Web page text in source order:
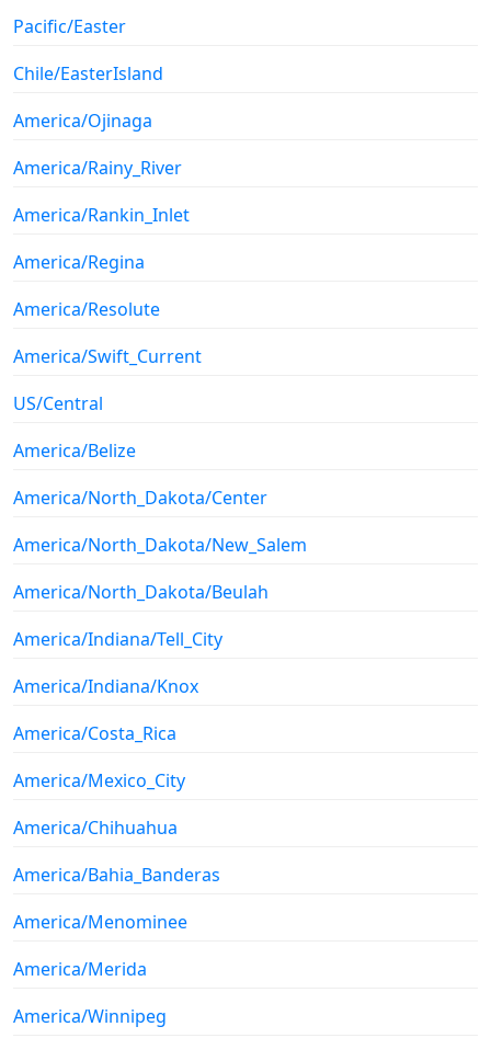
Pacific/Easter
Chile/EasterIsland
America/Ojinaga
America/Rainy_River
America/Rankin_Inlet
America/Regina
America/Resolute
America/Swift_Current
US/Central
America/Belize
America/North_Dakota/Center
America/North_Dakota/New_Salem
America/North_Dakota/Beulah
America/Indiana/Tell_City
America/Indiana/Knox
America/Costa_Rica
America/Mexico_City
America/Chihuahua
America/Bahia_Banderas
America/Menominee
America/Merida
America/Winnipeg